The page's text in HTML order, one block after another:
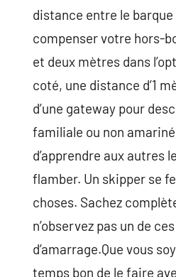
distance entre le
compenser votre hors-
et deux mètres dans
coté, une distance d’1
d’une gateway pour
familiale ou non
d’apprendre aux
flamber. Un skipper se
choses. Sachez
n’observez pas un de
d’amarrage.Que vous
temps bon de le faire